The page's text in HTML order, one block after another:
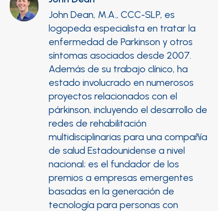
John Dean, M.A., CCC-SLP, es
logopeda especialista en tratar la
enfermedad de Parkinson y otros
síntomas asociados desde 2007.
Además de su trabajo clínico, ha
estado involucrado en numerosos
proyectos relacionados con el
párkinson, incluyendo el desarrollo de
redes de rehabilitación
multidisciplinarias para una compañía
de salud Estadounidense a nivel
nacional; es el fundador de los
premios a empresas emergentes
basadas en la generación de
tecnología para personas con